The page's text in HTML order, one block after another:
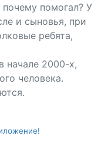
помогал? У
и сыновья, при
ребята,
начале 2000-х,
человека.